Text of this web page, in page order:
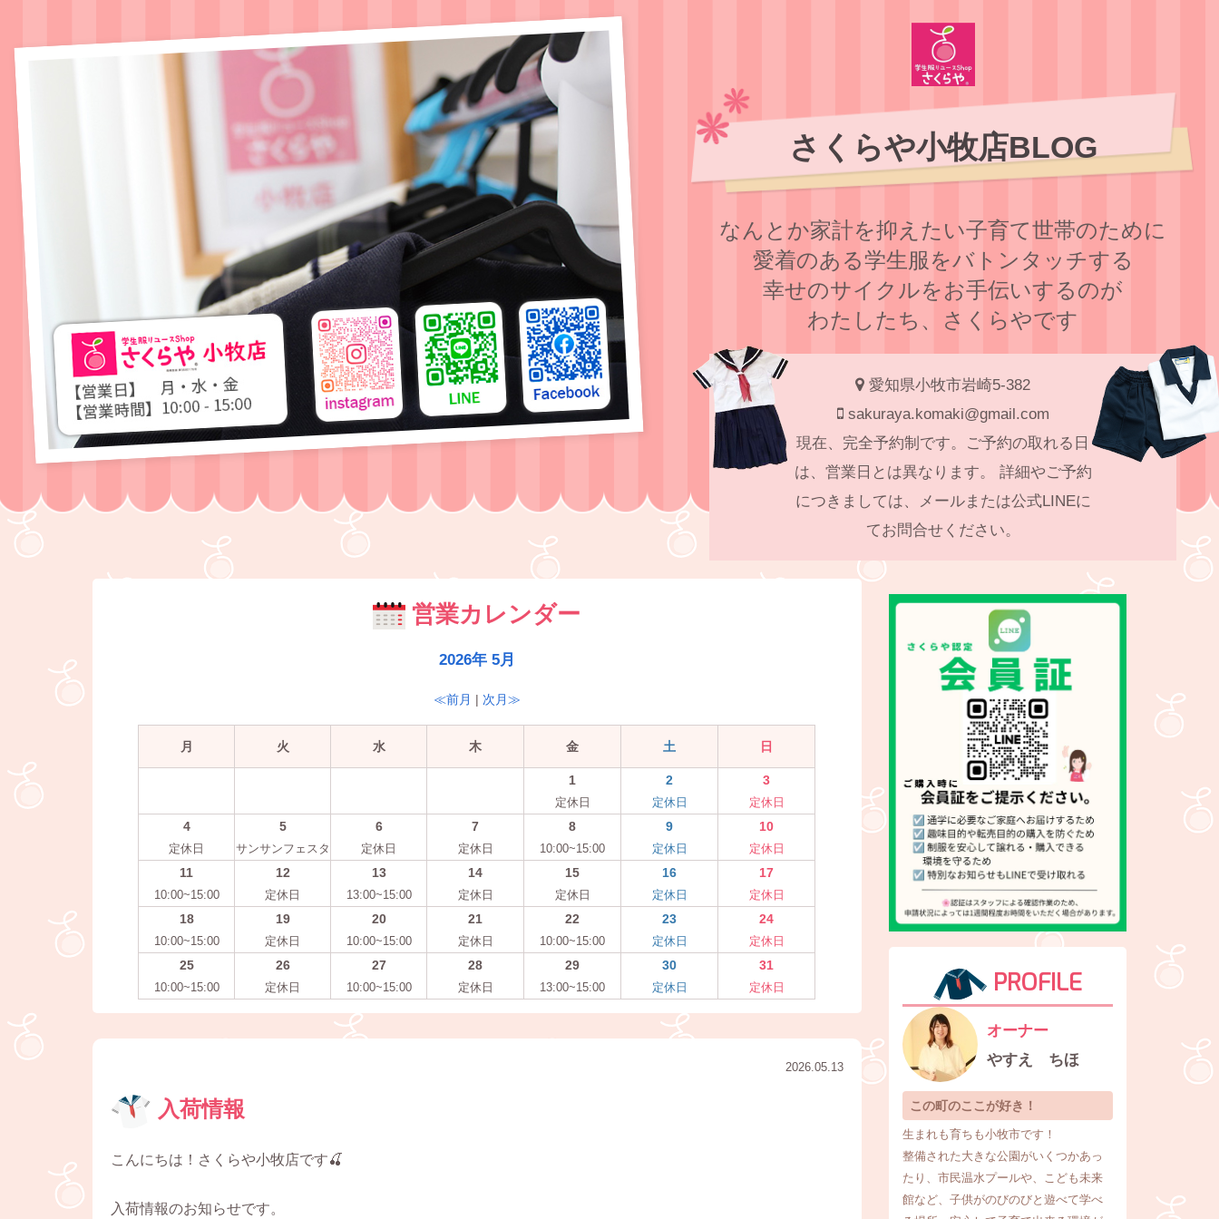
さくらや小牧店BLOG
なんとか家計を抑えたい子育て世帯のために
愛着のある学⽣服をバトンタッチする
幸せのサイクルをお⼿伝いするのが
わたしたち、さくらやです
愛知県小牧市岩崎5-382
sakuraya.komaki@gmail.com
現在、完全予約制です。ご予約の取れる日
は、営業日とは異なります。 詳細やご予約
につきましては、メールまたは公式LINEに
てお問合せください。
営業カレンダー
2026年 5月
≪前月 | 次月≫
月 火 水 木 金 土 日
1
定休日
2
定休日
3
定休日
4
定休日
5
サンサンフェスタ
6
定休日
7
定休日
8
10:00~15:00
9
定休日
10
定休日
11
10:00~15:00
12
定休日
13
13:00~15:00
14
定休日
15
定休日
16
定休日
17
定休日
18
10:00~15:00
19
定休日
20
10:00~15:00
21
定休日
22
10:00~15:00
23
定休日
24
定休日
25
10:00~15:00
26
定休日
27
10:00~15:00
28
定休日
29
13:00~15:00
30
定休日
31
定休日
2026.05.13
入荷情報
こんにちは！さくらや小牧店です🍒
入荷情報のお知らせです。
PROFILE
オーナー
やすえ ちほ
この町のここが好き！
生まれも育ちも小牧市です！
整備された大きな公園がいくつかあっ
たり、市民温水プールや、こども未来
館など、子供がのびのびと遊べて学べ